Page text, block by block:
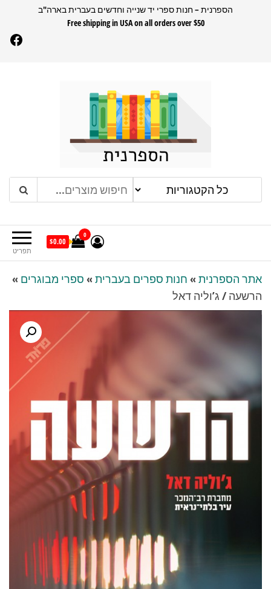
הספרנית – חנות ספרי יד שנייה וחדשים בעברית בארה"ב
Free shipping in USA on all orders over $50
הספרנית
תפריט
0
$0.00
אתר הספרנית » חנות ספרים בעברית » ספרי מבוגרים »
הרשעה / ג’וליה דאל